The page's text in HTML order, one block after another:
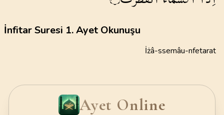
İnfitar Suresi 1. Ayet Okunuşu
İżâ-ssemâu-nfetarat
Ayet Online